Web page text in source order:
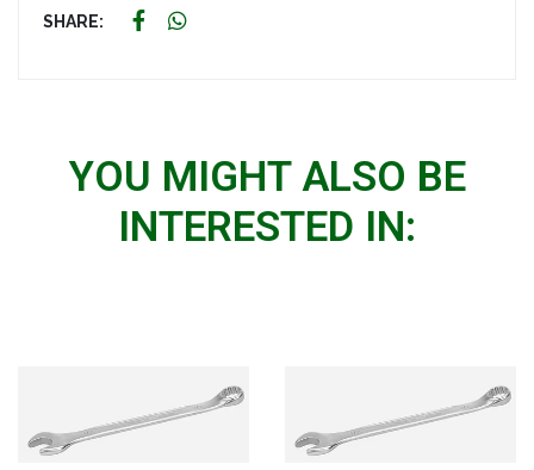
SHARE:
YOU MIGHT ALSO BE
INTERESTED IN: